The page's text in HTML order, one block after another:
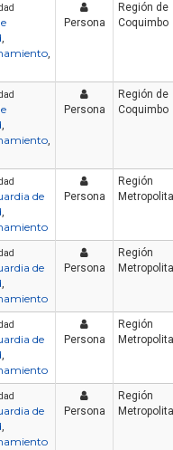
,
,
Persona
Región de
Coquimbo
,
,
Persona
Región de
Coquimbo
de
,
Persona
Región
de
,
Persona
Región
de
,
Persona
Región
de
,
Persona
Región